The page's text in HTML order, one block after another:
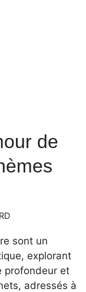
de
sont un
explorant
profondeur et
adressés à